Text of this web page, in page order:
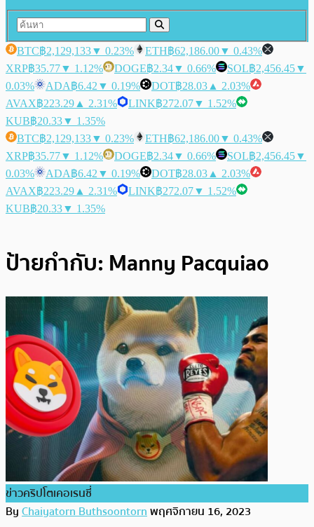
BTC฿2,129,133▼ 0.23% ETH฿62,186.00▼ 0.43%
XRP฿35.77▼ 1.12% DOGE฿2.34▼ 0.66% SOL฿2,456.45▼
0.03%
ADA฿6.42 ▼ 0.19% DOT฿28.03 ▲ 2.03%
AVAX฿223.29 ▲ 2.31% LINK฿272.07▼ 1.52%
KUB฿20.33▼ 1.35%
BTC฿2,129,133▼ 0.23% ETH฿62,186.00▼ 0.43%
XRP฿35.77▼ 1.12% DOGE฿2.34▼ 0.66% SOL฿2,456.45▼
0.03%
ADA฿6.42 ▼ 0.19% DOT฿28.03 ▲ 2.03%
AVAX฿223.29 ▲ 2.31% LINK฿272.07▼ 1.52%
KUB฿20.33▼ 1.35%
ป้ายกำกับ: Manny Pacquiao
ข่าวคริปโตเคอเรนซี่
ByChaiyatorn Buthsoontornพฤศจิกายน 16, 2023